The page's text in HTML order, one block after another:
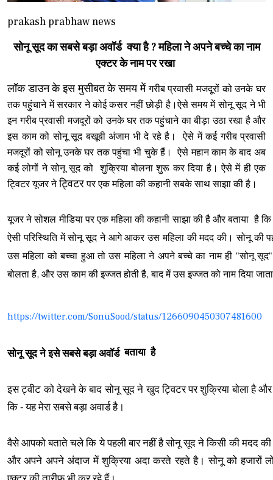
prakash prabhaw news
सोनू सूद का सबसे बड़ा अवॉर्ड क्या है ? महिला ने अपने बच्चे का नाम
एक्टर के नाम पर रखा
लॉक डाउन के इस मुसीबत के समय मेंगरीब प्रवासी मजदूरों को उनके घर
तक पहुंचाने में सरकार ने कोई कसर नहीं छोड़ी है।ऐसे समय में सोनू सूद ने भी
इनगरीब प्रवासी मजदूरों को उनके घर तक पहुंचाने का बीड़ा उठा रखा है और
इस काम को सोनू सूद बखूबी अंजाम भी दे रहे है। ऐसे में कईगरीब प्रवासी
मजदूरों को सोनू उनके घर तक पहुंचा भी चुके हैं। ऐसे महान काम के बाद अब
कई लोगों ने सोनू सूद को शुक्रिया बोलना शुरू कर दिया है। ऐसे में ही एक
ट्विटर यूजर नेट्विटरपर एक महिला की कहानी सबके साथ साझा की है।
यूजर ने सोशल मीडिया पर एक महिला की कहानी साझा की है और बताया है
ऐसी परिस्थिति में सोनू सूद ने आगे आकर उस महिला की मदद की। सोनू की
उस महिला को बच्चा हुआ तो उस महिला ने अपने बच्चे का नाम ही "सोनू
बोलता है, और उस काम की इज्जत होती है, बाद में उस इज्जत को नाम दिया
https://twitter.com/SonuSood/status/1266090450307481600
सोनू सूद ने इसे सबसे बड़ा अवॉर्ड बतायाहै
इस ट्वीट को देखने के बाद सोनू सूद ने खुद ट्विटर पर शुक्रिया बोला है
कि - यह मेरा सबसे बड़ा अवार्ड है।
वैसे आपको बताते चले कि ये पहली बार नहीं है सोनू सूद ने किसी की मदद
और अपने अपने अंदाज में शुक्रिया अदा करते रहते है। सोनू को हजारों